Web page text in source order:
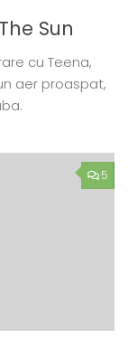
Sun
cu Teena,
aer proaspat,
5